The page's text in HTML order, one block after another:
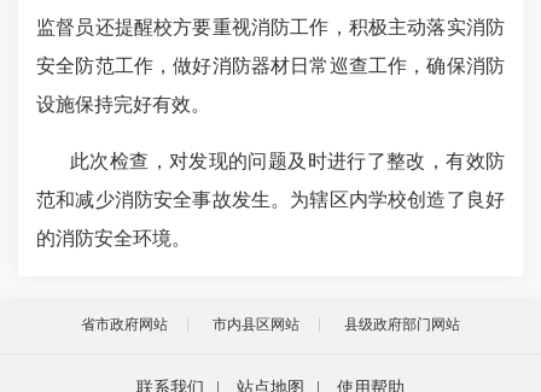
监督员还提醒校方要重视消防工作，积极主动落实消防
安全防范工作，做好消防器材日常巡查工作，确保消防
设施保持完好有效。
此次检查，对发现的问题及时进行了整改，有效防
范和减少消防安全事故发生。为辖区内学校创造了良好
的消防安全环境。
省市政府网站 市内县区网站 县级政府部门网站
联系我们 | 站点地图 | 使用帮助